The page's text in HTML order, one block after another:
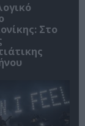
Στο